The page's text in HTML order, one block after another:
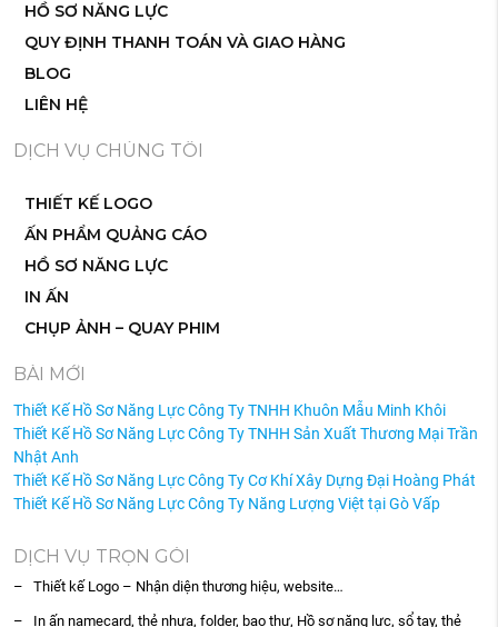
HỒ SƠ NĂNG LỰC
QUY ĐỊNH THANH TOÁN VÀ GIAO HÀNG
BLOG
LIÊN HỆ
DỊCH VỤ CHÚNG TÔI
THIẾT KẾ LOGO
ẤN PHẨM QUẢNG CÁO
HỒ SƠ NĂNG LỰC
IN ẤN
CHỤP ẢNH – QUAY PHIM
BÀI MỚI
Thiết Kế Hồ Sơ Năng Lực Công Ty TNHH Khuôn Mẫu Minh Khôi
Thiết Kế Hồ Sơ Năng Lực Công Ty TNHH Sản Xuất Thương Mại Trần
Nhật Anh
Thiết Kế Hồ Sơ Năng Lực Công Ty Cơ Khí Xây Dựng Đại Hoàng Phát
Thiết Kế Hồ Sơ Năng Lực Công Ty Năng Lượng Việt tại Gò Vấp
DỊCH VỤ TRỌN GÓI
– Thiết kế Logo – Nhận diện thương hiệu, website…
– In ấn namecard, thẻ nhựa, folder, bao thư, Hồ sơ năng lực, sổ tay, thẻ